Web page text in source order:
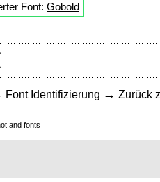
Font: Gobold
Font Identifizierung → Zurück
and fonts